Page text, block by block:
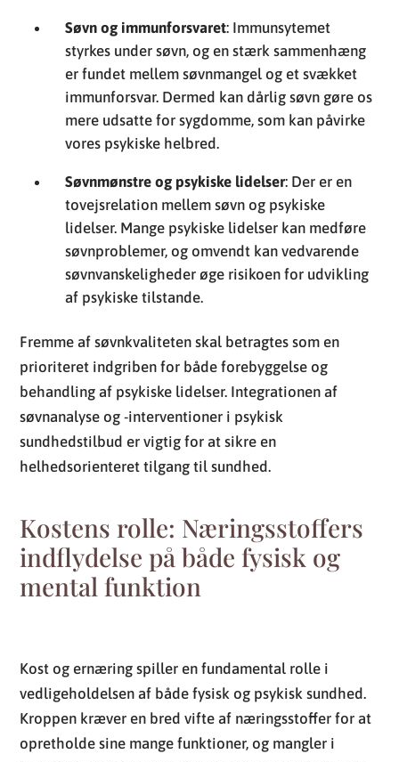
Søvn og immunforsvaret: Immunsytemet
styrkes under søvn, og en stærk sammenhæng
er fundet mellem søvnmangel og et svækket
immunforsvar. Dermed kan dårlig søvn gøre os
mere udsatte for sygdomme, som kan påvirke
vores psykiske helbred.
Søvnmønstre og psykiske lidelser: Der er en
tovejsrelation mellem søvn og psykiske
lidelser. Mange psykiske lidelser kan medføre
søvnproblemer, og omvendt kan vedvarende
søvnvanskeligheder øge risikoen for udvikling
af psykiske tilstande.
Fremme af søvnkvaliteten skal betragtes som en
prioriteret indgriben for både forebyggelse og
behandling af psykiske lidelser. Integrationen af
søvnanalyse og -interventioner i psykisk
sundhedstilbud er vigtig for at sikre en
helhedsorienteret tilgang til sundhed.
Kostens rolle: Næringsstoffers
indflydelse på både fysisk og
mental funktion
Kost og ernæring spiller en fundamental rolle i
vedligeholdelsen af både fysisk og psykisk sundhed.
Kroppen kræver en bred vifte af næringsstoffer for at
opretholde sine mange funktioner, og mangler i